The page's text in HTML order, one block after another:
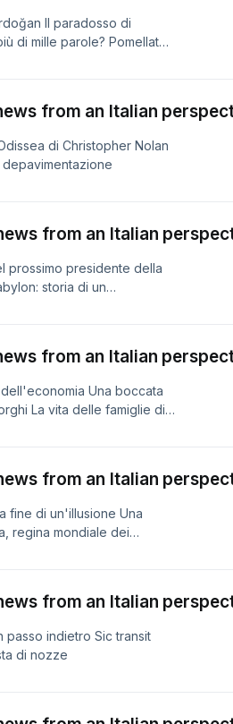
Il paradosso di
di mille parole? Pomellato,
from an Italian
di Christopher Nolan
from an Italian
prossimo presidente della
storia di un
from an Italian
Una boccata
La vita delle famiglie di
from an Italian
fine di un'illusione Una
regina mondiale dei
from an Italian
passo indietro Sic transit
di nozze